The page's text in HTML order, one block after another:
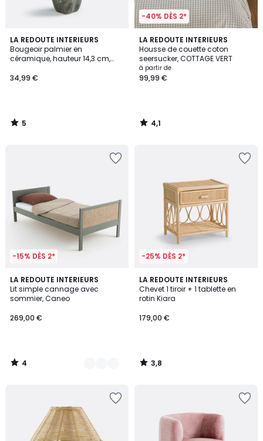
LA REDOUTE INTERIEURS
Bougeoir palmier en
céramique, hauteur 14,3 cm,
34,99 €
5
/
5
5
/
-40% DÈS 2*
LA REDOUTE INTERIEURS
Housse de couette coton
seersucker, COTTAGE VERT
à partir de
99,99 €
4,1
/ 5
4,1
/
-15% DÈS 2*
LA REDOUTE INTERIEURS
Lit simple cannage avec
sommier, Caneo
269,00 €
4
/
5
2
Couleurs
4
/
-25% DÈS 2*
LA REDOUTE INTERIEURS
Chevet 1 tiroir + 1 tablette en
rotin Kiara
179,00 €
3,8
/ 5
3,8
/